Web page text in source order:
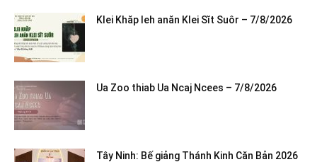
Klei Khăp leh anăn Klei Sĭt Suôr – 7/8/2026
Ua Zoo thiab Ua Ncaj Ncees – 7/8/2026
Tây Ninh: Bế giảng Thánh Kinh Căn Bản 2026